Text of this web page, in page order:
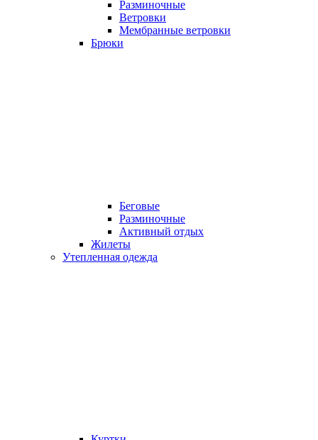
Разминочные
Ветровки
Мембранные ветровки
Брюки
Беговые
Разминочные
Активный отдых
Жилеты
Утепленная одежда